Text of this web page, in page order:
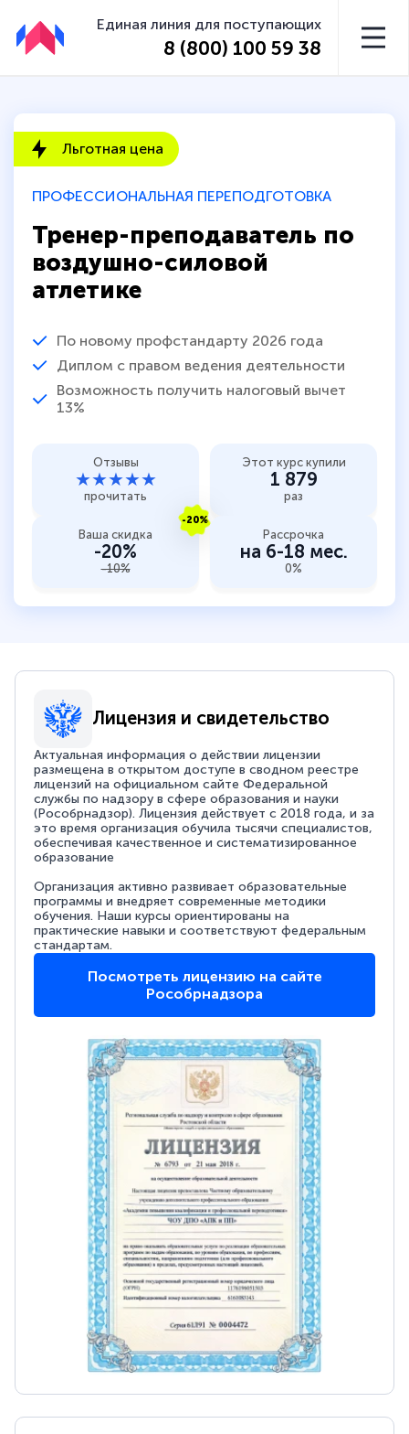
Единая линия для поступающих
8 (800) 100 59 38
ПРОФЕССИОНАЛЬНАЯ ПЕРЕПОДГОТОВКА
Тренер-преподаватель по
воздушно-силовой
атлетике
По новому профстандарту 2026 года
Диплом с правом ведения деятельности
Возможность получить налоговый вычет
13%
Льготная цена
Отзывы
★★★★★
прочитать
Этот курс купили
1 879
раз
-20%
Ваша скидка
-20%
-10%
Рассрочка
на 6-18 мес.
0%
Лицензия и свидетельство
Актуальная информация о действии лицензии
размещена в открытом доступе в сводном реестре
лицензий на официальном сайте Федеральной
службы по надзору в сфере образования и науки
(Рособрнадзор). Лицензия действует с 2018 года, и за
это время организация обучила тысячи специалистов,
обеспечивая качественное и систематизированное
образование
Организация активно развивает образовательные
программы и внедряет современные методики
обучения. Наши курсы ориентированы на
практические навыки и соответствуют федеральным
стандартам.
Посмотреть лицензию на сайте
Рособрнадзора